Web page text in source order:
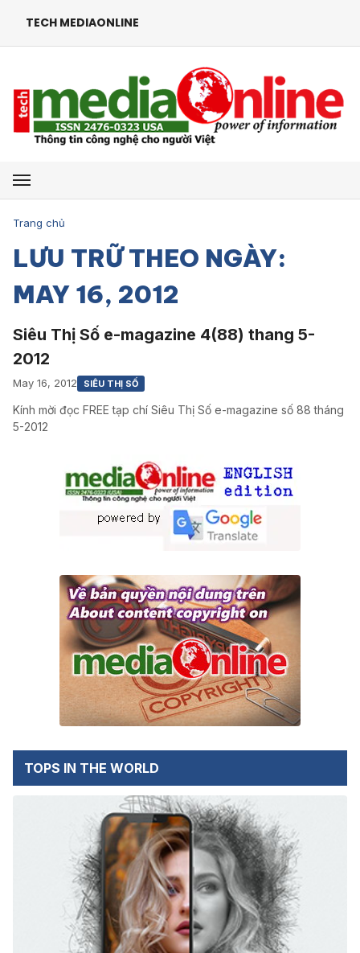
TECH MEDIAONLINE
Mở menu
Trang chủ
LƯU TRỮ THEO NGÀY:
MAY 16, 2012
Siêu Thị Số e-magazine 4(88) thang 5-
2012
May 16, 2012 SIÊU THỊ SỐ
Kính mời đọc FREE tạp chí Siêu Thị Số e-magazine số 88 tháng
5-2012
TOPS IN THE WORLD